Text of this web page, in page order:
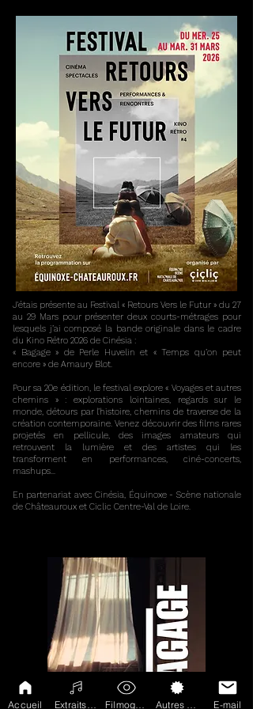
J'étais présente au Festival « Retours Vers le Futur » du 27
au 29 Mars pour présenter deux courts-métrages pour
lesquels j’ai composé la bande originale dans le cadre
du Kino Rétro 2026 de Cinésia :
« Bagage » de Perle Huvelin et « Temps qu’on peut
encore » de Amaury Blot.
Pour sa 20e édition, le festival explore « Voyages et autres
chemins » : explorations lointaines, regards sur le
monde, détours par l’histoire, chemins de traverse de la
création contemporaine. Venez découvrir des films rares
projetés en pellicule, des images amateurs qui
retrouvent la lumière et des artistes qui les
transforment en performances, ciné-concerts,
mashups...
En partenariat avec Cinésia, Équinoxe - Scène nationale
de Châteauroux et Ciclic Centre-Val de Loire.
Accueil E-mail